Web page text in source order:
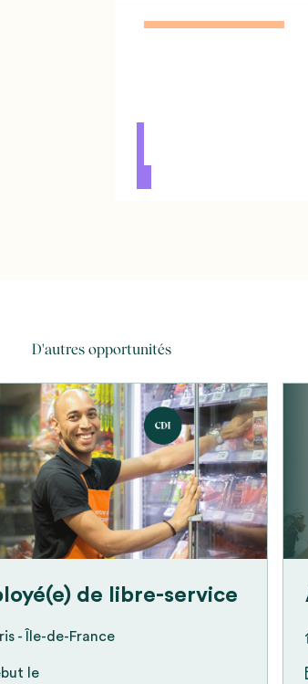
D'autres opportunités
de libre-service
- Île-de-France
le